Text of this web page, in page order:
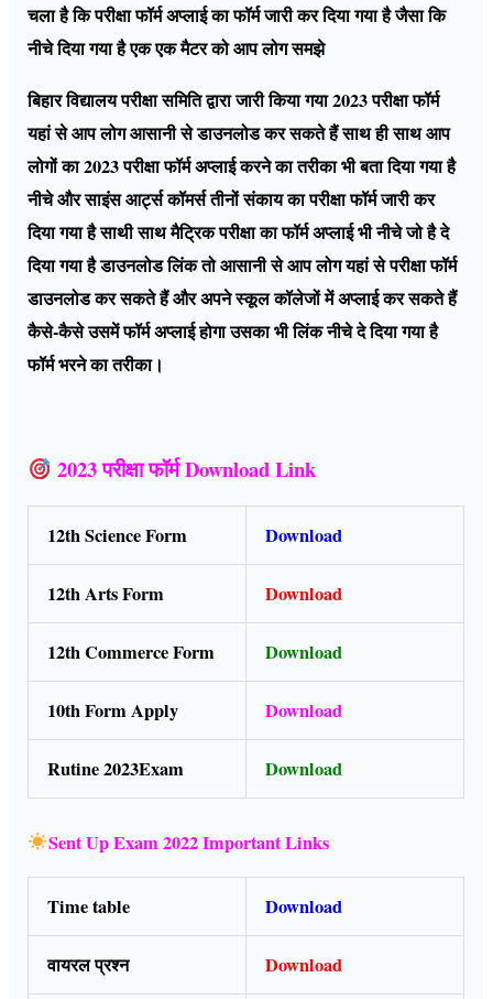
चला है कि परीक्षा फॉर्म अप्लाई का फॉर्म जारी कर दिया गया है जैसा कि
नीचे दिया गया है एक एक मैटर को आप लोग समझे
बिहार विद्यालय परीक्षा समिति द्वारा जारी किया गया 2023 परीक्षा फॉर्म
यहां से आप लोग आसानी से डाउनलोड कर सकते हैं साथ ही साथ आप
लोगों का 2023 परीक्षा फॉर्म अप्लाई करने का तरीका भी बता दिया गया है
नीचे और साइंस आर्ट्स कॉमर्स तीनों संकाय का परीक्षा फॉर्म जारी कर
दिया गया है साथी साथ मैट्रिक परीक्षा का फॉर्म अप्लाई भी नीचे जो है दे
दिया गया है डाउनलोड लिंक तो आसानी से आप लोग यहां से परीक्षा फॉर्म
डाउनलोड कर सकते हैं और अपने स्कूल कॉलेजों में अप्लाई कर सकते हैं
कैसे-कैसे उसमें फॉर्म अप्लाई होगा उसका भी लिंक नीचे दे दिया गया है
फॉर्म भरने का तरीका।
2023 परीक्षा फॉर्म Download Link
12th Science Form Download
12th Arts Form Download
12th Commerce Form Download
10th Form Apply Download
Rutine 2023Exam Download
Sent Up Exam 2022 Important Links
Time table Download
वायरल प्रश्न Download